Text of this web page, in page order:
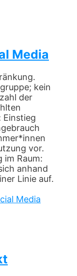
Media
kein
der
Einstieg
vor.
im Raum:
anhand
Linie auf.
Media